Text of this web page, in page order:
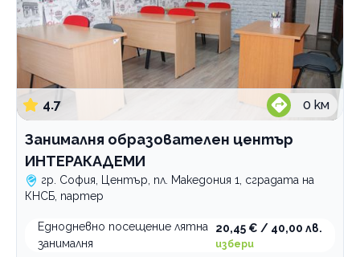
4.7 0 км
Занималня образователен център
ИНТЕРАКАДЕМИ
гр. София, Център, пл. Македония 1, сградата на
КНСБ, партер
Еднодневно посещение лятна
занималня
20,45 € / 40,00 лв.
избери
приложни изкуства
сладкарство
финанси за деца
Занималня за деца
полудневна
Лятна занималня
целодневна
Ученическа занималня
училище
Категории
Курсове и уроци
Семинари и обучения
Занимални
По домовете